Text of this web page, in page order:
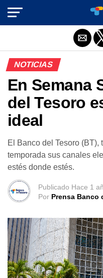
NOTICIAS
En Semana
del Tesoro
ideal
El Banco del Tesoro
temporada sus canales
estés donde estés.
Publicado Hace 1
Por Prensa Banco
Salir de